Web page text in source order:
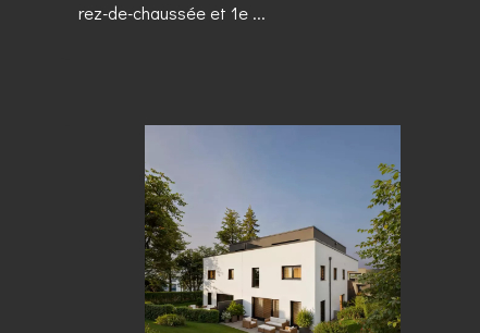
rez-de-chaussée et 1e ...